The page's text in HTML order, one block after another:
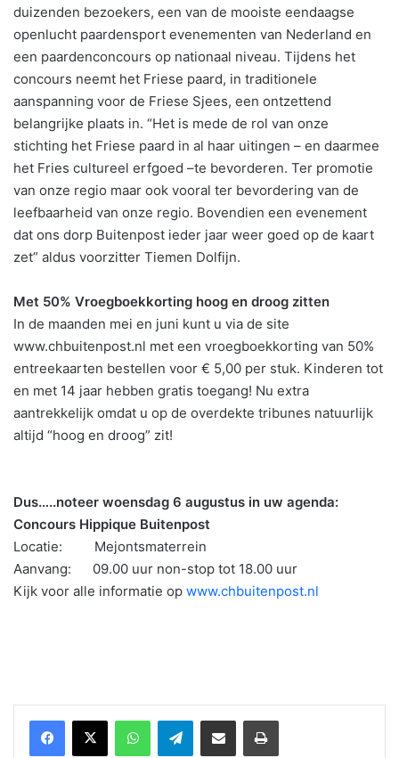
duizenden bezoekers, een van de mooiste eendaagse
openlucht paardensport evenementen van Nederland en
een paardenconcours op nationaal niveau. Tijdens het
concours neemt het Friese paard, in traditionele
aanspanning voor de Friese Sjees, een ontzettend
belangrijke plaats in. “Het is mede de rol van onze
stichting het Friese paard in al haar uitingen – en daarmee
het Fries cultureel erfgoed –te bevorderen. Ter promotie
van onze regio maar ook vooral ter bevordering van de
leefbaarheid van onze regio. Bovendien een evenement
dat ons dorp Buitenpost ieder jaar weer goed op de kaart
zet” aldus voorzitter Tiemen Dolfijn.
Met 50% Vroegboekkorting hoog en droog zitten
In de maanden mei en juni kunt u via de site
www.chbuitenpost.nl met een vroegboekkorting van 50%
entreekaarten bestellen voor € 5,00 per stuk. Kinderen tot
en met 14 jaar hebben gratis toegang! Nu extra
aantrekkelijk omdat u op de overdekte tribunes natuurlijk
altijd “hoog en droog” zit!
Dus…..noteer woensdag 6 augustus in uw agenda:
Concours Hippique Buitenpost
Locatie: Mejontsmaterrein
Aanvang: 09.00 uur non-stop tot 18.00 uur
Kijk voor alle informatie op www.chbuitenpost.nl
WhatsAppTelegramDelen via Email Print